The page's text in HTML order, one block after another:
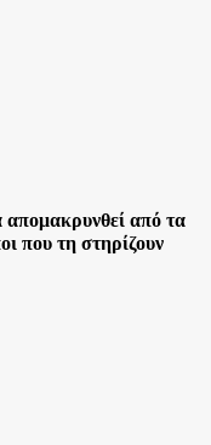
απομακρυνθεί από τα
που τη στηρίζουν